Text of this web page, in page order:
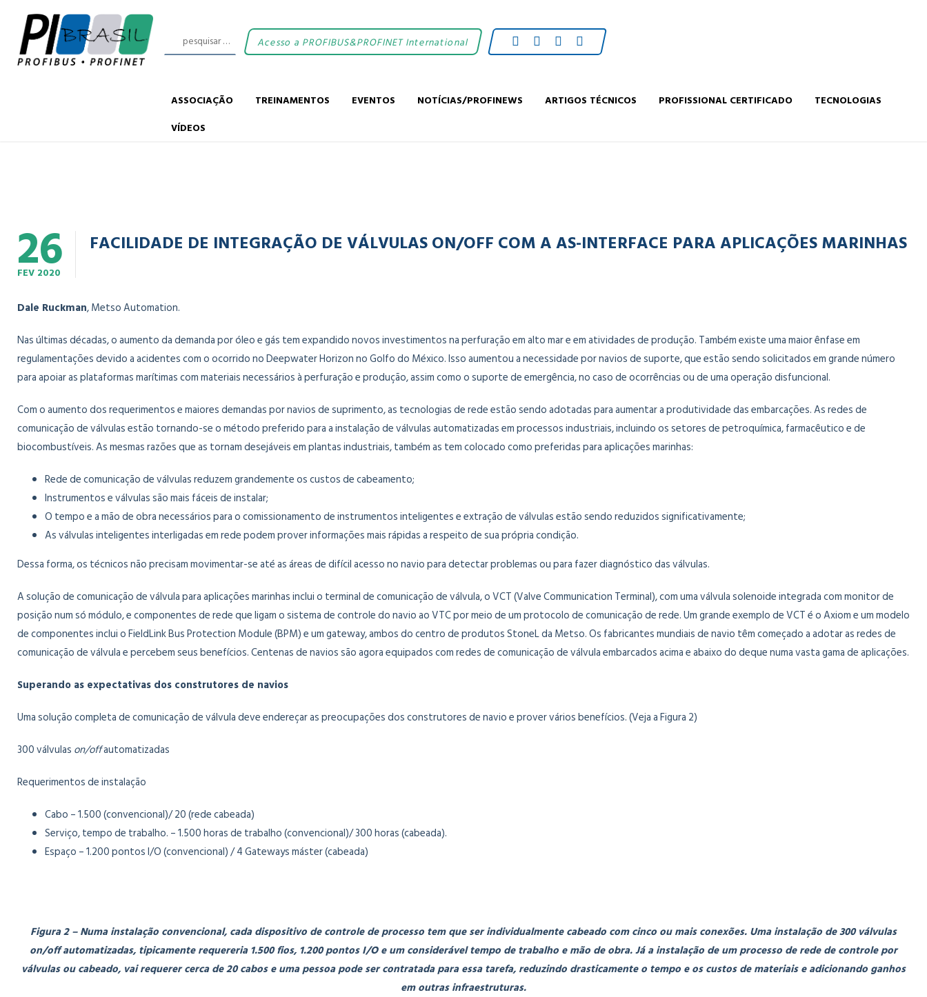
ASSOCIAÇÃO TREINAMENTOS EVENTOS NOTÍCIAS/PROFINEWS ARTIGOS TÉCNICOS PROFISSIONAL CERTIFICADO
TECNOLOGIAS
VÍDEOS
Acesso a PROFIBUS&PROFINET International
26
FEV 2020
FACILIDADE DE INTEGRAÇÃO DE VÁLVULAS ON/OFF COM A AS-INTERFACE PARA APLICAÇÕES MARINHAS
Dale Ruckman, Metso Automation.
Nas últimas décadas, o aumento da demanda por óleo e gás tem expandido novos investimentos na perfuração em alto mar e em atividades de produção. Também existe uma maior ênfase em
regulamentações devido a acidentes com o ocorrido no Deepwater Horizon no Golfo do México. Isso aumentou a necessidade por navios de suporte, que estão sendo solicitados em grande número
para apoiar as plataformas marítimas com materiais necessários à perfuração e produção, assim como o suporte de emergência, no caso de ocorrências ou de uma operação disfuncional.
Com o aumento dos requerimentos e maiores demandas por navios de suprimento, as tecnologias de rede estão sendo adotadas para aumentar a produtividade das embarcações. As redes de
comunicação de válvulas estão tornando-se o método preferido para a instalação de válvulas automatizadas em processos industriais, incluindo os setores de petroquímica, farmacêutico e de
biocombustíveis. As mesmas razões que as tornam desejáveis em plantas industriais, também as tem colocado como preferidas para aplicações marinhas:
Rede de comunicação de válvulas reduzem grandemente os custos de cabeamento;
Instrumentos e válvulas são mais fáceis de instalar;
O tempo e a mão de obra necessários para o comissionamento de instrumentos inteligentes e extração de válvulas estão sendo reduzidos significativamente;
As válvulas inteligentes interligadas em rede podem prover informações mais rápidas a respeito de sua própria condição.
Dessa forma, os técnicos não precisam movimentar-se até as áreas de difícil acesso no navio para detectar problemas ou para fazer diagnóstico das válvulas.
A solução de comunicação de válvula para aplicações marinhas inclui o terminal de comunicação de válvula, o VCT (Valve Communication Terminal), com uma válvula solenoide integrada com monitor de
posição num só módulo, e componentes de rede que ligam o sistema de controle do navio ao VTC por meio de um protocolo de comunicação de rede. Um grande exemplo de VCT é o Axiom e um modelo
de componentes inclui o FieldLink Bus Protection Module (BPM) e um gateway, ambos do centro de produtos StoneL da Metso. Os fabricantes mundiais de navio têm começado a adotar as redes de
comunicação de válvula e percebem seus benefícios. Centenas de navios são agora equipados com redes de comunicação de válvula embarcados acima e abaixo do deque numa vasta gama de aplicações.
Superando as expectativas dos construtores de navios
Uma solução completa de comunicação de válvula deve endereçar as preocupações dos construtores de navio e prover vários benefícios. (Veja a Figura 2)
300 válvulas on/offautomatizadas
Requerimentos de instalação
Cabo – 1.500 (convencional)/ 20 (rede cabeada)
Serviço, tempo de trabalho. – 1.500 horas de trabalho (convencional)/ 300 horas (cabeada).
Espaço – 1.200 pontos I/O (convencional) / 4 Gateways máster (cabeada)
Figura 2 – Numa instalação convencional, cada dispositivo de controle de processo tem que ser individualmente cabeado com cinco ou mais conexões. Uma instalação de 300 válvulas
on/off automatizadas, tipicamente requereria 1.500 fios, 1.200 pontos I/O e um considerável tempo de trabalho e mão de obra. Já a instalação de um processo de rede de controle por
válvulas ou cabeado, vai requerer cerca de 20 cabos e uma pessoa pode ser contratada para essa tarefa, reduzindo drasticamente o tempo e os custos de materiais e adicionando ganhos
em outras infraestruturas.